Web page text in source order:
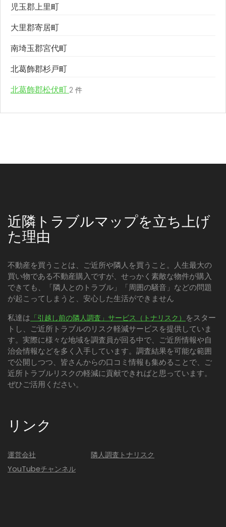
児玉郡上里町
大里郡寄居町
南埼玉郡宮代町
北葛飾郡杉戸町
北葛飾郡松伏町 2 件
近隣トラブルマップを立ち上げ
た理由
不動産を買うことは、ご近所や隣人を買うこと。人生最大の
買い物である不動産購入ですが、せっかく素敵な物件が購入
できても、「隣人とのトラブル」「周囲の騒音」などの問題
が起こってしまうと、安心した生活ができません
私達は 「引越し前の隣人調査」サービス（トナリスク） をスター
トし、ご近所トラブルのリスク軽減サービスを提供していま
す。実際に様々な地域を調査員が回る中で、ご近所情報や自
治会情報などを多く入手しています。調査結果を可能な範囲
で公開しつつ、皆さんからの口コミ情報も集めることで、ご
近所トラブルリスクの軽減に貢献できればと思っています。
ぜひご活用ください。
リンク
運営会社
YouTubeチャンネル
隣人調査トナリスク